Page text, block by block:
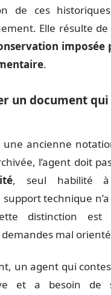
de ces
Elle résulte de
imposée
.
un document qui
une ancienne
l’agent doit
, seul habilité
technique n’a
distinction
mal
un agent qui
et a besoin de